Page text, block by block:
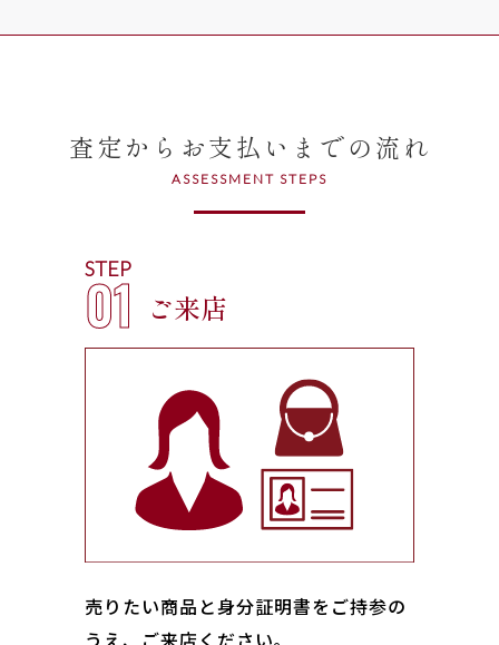
査定からお支払いまでの流れ
ASSESSMENT STEPS
STEP
01 ご来店
売りたい商品と身分証明書をご持参の
うえ、ご来店ください｡